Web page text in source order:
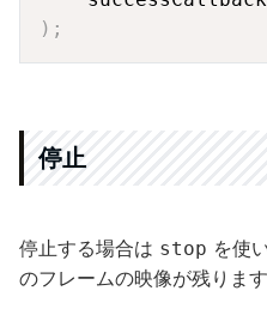
) ;
停止
停止する場合は stop を使
のフレームの映像が残ります